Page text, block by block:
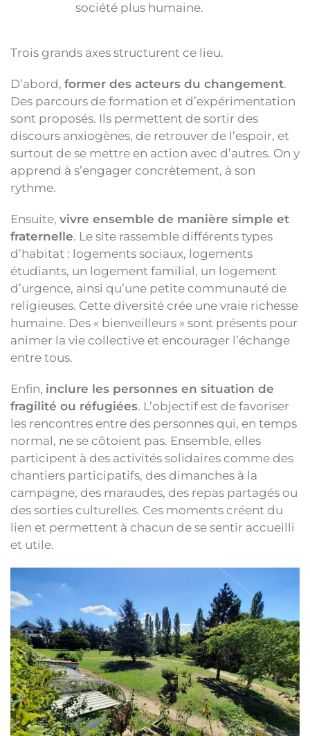
société plus humaine.
Trois grands axes structurent ce lieu.
D’abord, former des acteurs du changement.
Des parcours de formation et d’expérimentation
sont proposés. Ils permettent de sortir des
discours anxiogènes, de retrouver de l’espoir, et
surtout de se mettre en action avec d’autres. On y
apprend à s’engager concrètement, à son
rythme.
Ensuite, vivre ensemble de manière simple et
fraternelle. Le site rassemble différents types
d’habitat : logements sociaux, logements
étudiants, un logement familial, un logement
d’urgence, ainsi qu’une petite communauté de
religieuses. Cette diversité crée une vraie richesse
humaine. Des « bienveilleurs » sont présents pour
animer la vie collective et encourager l’échange
entre tous.
Enfin, inclure les personnes en situation de
fragilité ou réfugiées. L’objectif est de favoriser
les rencontres entre des personnes qui, en temps
normal, ne se côtoient pas. Ensemble, elles
participent à des activités solidaires comme des
chantiers participatifs, des dimanches à la
campagne, des maraudes, des repas partagés ou
des sorties culturelles. Ces moments créent du
lien et permettent à chacun de se sentir accueilli
et utile.